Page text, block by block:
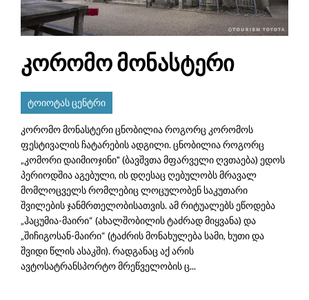
კორომო მონასტერი
ტოიოტას ცენტრი
კორომო მონასტერი ცნობილია როგორც კორომოს
ფესტივალის ჩატარების ადგილი. ცნობილია როგორც
„კომორი დაიმიოჯინი" (ბავშვთა მფარველი ღვთაება) ედოს
პერიოდშია აგებული, ის დღესაც ღებულობს მრავალ
მომლოცველს რომლებიც ლოცულობენ საკუთარი
შვილების ჯანმრთელობისათვის. ამ რიტუალებს ეწოდება
„ჰაცუმია-მაირი“ (ახალშობილის ტაძრად მიყვანა) და
„შიჩიგოსან-მაირი“ (ტაძრის მონახულება სამი, ხუთი და
შვიდი წლის ასაკში). რადგანაც აქ არის
ავტოსატრანსპორტო მრეწველობის ც...